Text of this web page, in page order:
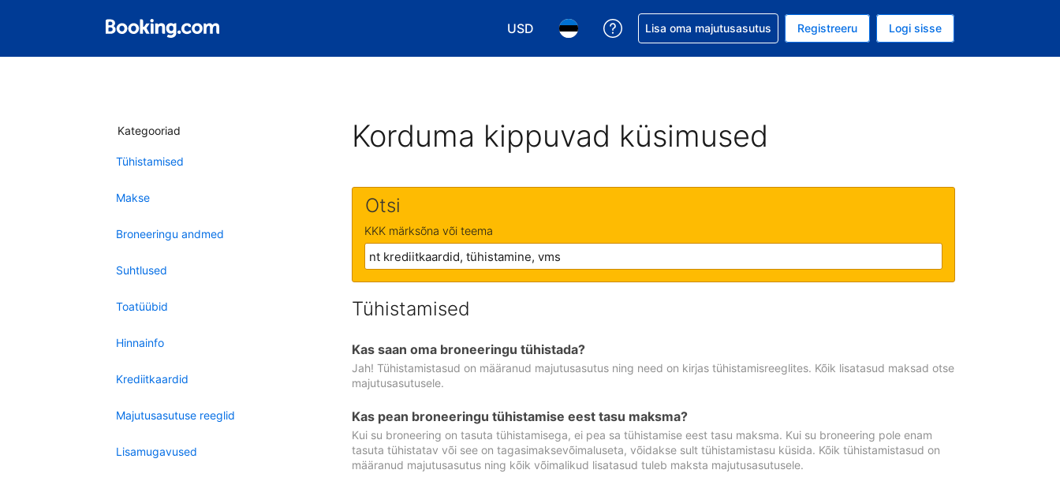
USD
Vali valuuta. Praegune valitud valuuta on USA dollar
Vali keel. Praegune valitud keel on Eesti keeles
Saa broneeringuga abi
Lisa oma majutusasutus Registreeru Logi sisse
Kategooriad
Tühistamised
Makse
Broneeringu andmed
Suhtlused
Toatüübid
Hinnainfo
Krediitkaardid
Majutusasutuse reeglid
Lisamugavused
Korduma kippuvad küsimused
Otsi
KKK märksõna või teema
Tühistamised
Kas saan oma broneeringu tühistada?
Jah! Tühistamistasud on määranud majutusasutus ning need on kirjas tühistamisreeglites. Kõik lisatasud maksad otse
majutusasutusele.
Kas pean broneeringu tühistamise eest tasu maksma?
Kui su broneering on tasuta tühistamisega, ei pea sa tühistamise eest tasu maksma. Kui su broneering pole enam
tasuta tühistatav või see on tagasimaksevõimaluseta, võidakse sult tühistamistasu küsida. Kõik tühistamistasud on
määranud majutusasutus ning kõik võimalikud lisatasud tuleb maksta majutusasutusele.